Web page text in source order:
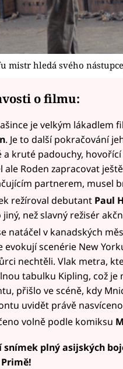
mistr hledá svého
o filmu:
je velkým lákadlem
. Je to další pokračování
a kruté padouchy,
ale Roden zapracovat
partnerem, musel
režíroval debutant Paul
než slavný režisér
natáčel v kanadských
evokují scenérie New
nechtěli. Vlak metra,
tabulku Kipling, což je
přišlo ve scéně, kdy
uvidět právě
volně podle komiksu
snímek plný asijských